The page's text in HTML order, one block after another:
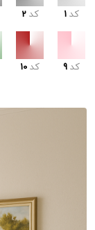
کد 1 کد 2
کد 9 کد 10